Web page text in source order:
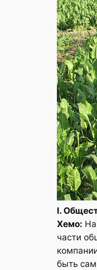
I.
Хемо:
части
быть